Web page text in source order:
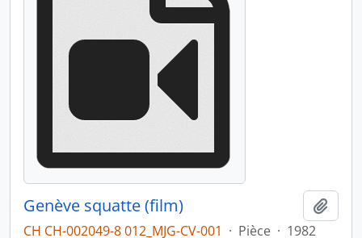
Genève squatte (film)
CH CH-002049-8 012_MJG-CV-001 · Pièce · 1982